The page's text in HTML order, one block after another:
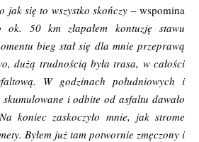
jak się to wszystko skończy – wspomina
ok. 50 km złapałem kontuzję stawu
bieg stał się dla mnie przeprawą
dużą trudnością była trasa, w całości
W godzinach południowych i
skumulowane i odbite od asfaltu dawało
koniec zaskoczyło mnie, jak strome
Byłem już tam potwornie zmęczony i